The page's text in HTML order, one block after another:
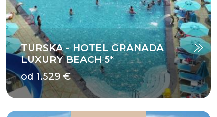
TURSKA - HOTEL GRANADA
LUXURY BEACH 5*
od 1.529 €